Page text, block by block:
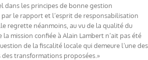
dans les principes de bonne gestion
par le rapport et l’esprit de responsabilisation
regrette néanmoins, au vu de la qualité du
la mission confiée à Alain Lambert n’ait pas été
de la fiscalité locale qui demeure l’une des
des transformations proposées.»